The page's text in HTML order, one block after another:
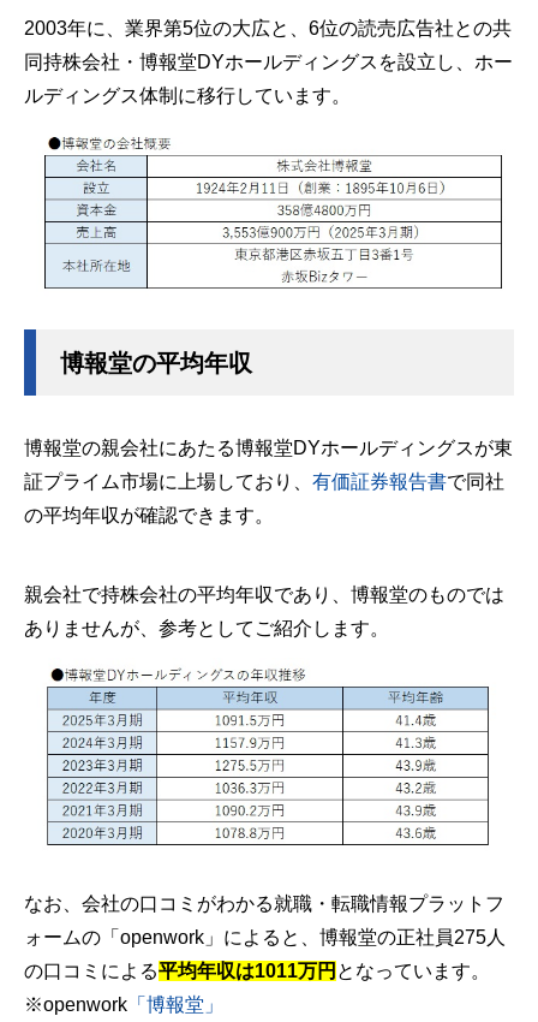
2003年に、業界第5位の大広と、6位の読売広告社との共
同持株会社・博報堂DYホールディングスを設立し、ホー
ルディングス体制に移行しています。
博報堂の平均年収
博報堂の親会社にあたる博報堂DYホールディングスが東
証プライム市場に上場しており、 有価証券報告書で同社
の平均年収が確認できます。
親会社で持株会社の平均年収であり、博報堂のものでは
ありませんが、参考としてご紹介します。
なお、会社の口コミがわかる就職・転職情報プラットフ
ォームの「openwork」によると、博報堂の正社員275人
の口コミによる平均年収は1011万円 となっています。
※openwork 「博報堂」